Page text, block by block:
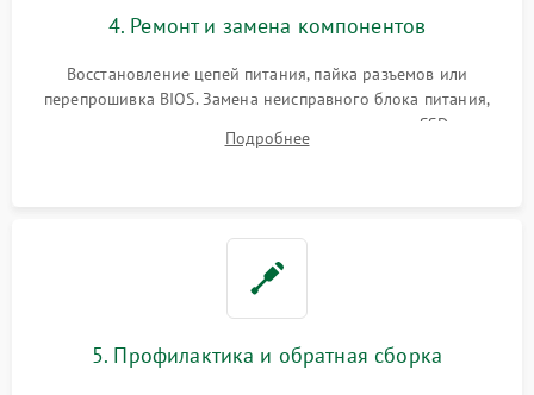
4. Ремонт и замена компонентов
Восстановление цепей питания, пайка разъемов или
перепрошивка BIOS. Замена неисправного блока питания,
видеокарты, процессора или установка нового SSD для
восстановления и повышения скорости работы системы.
Подробнее
5. Профилактика и обратная сборка